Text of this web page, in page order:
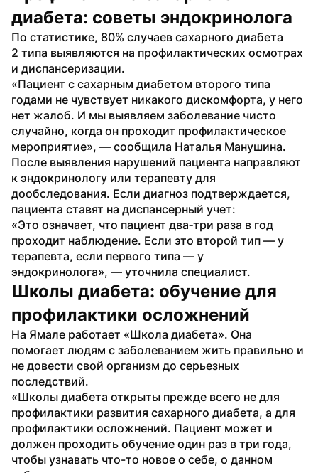
диабета: советы эндокринолога
По статистике, 80% случаев сахарного диабета
2 типа выявляются на профилактических осмотрах
и диспансеризации.
«Пациент с сахарным диабетом второго типа
годами не чувствует никакого дискомфорта, у него
нет жалоб. И мы выявляем заболевание чисто
случайно, когда он проходит профилактическое
мероприятие», — сообщила Наталья Манушина.
После выявления нарушений пациента направляют
к эндокринологу или терапевту для
дообследования. Если диагноз подтверждается,
пациента ставят на диспансерный учет:
«Это означает, что пациент два‑три раза в год
проходит наблюдение. Если это второй тип — у
терапевта, если первого типа — у
эндокринолога», — уточнила специалист.
Школы диабета: обучение для
профилактики осложнений
На Ямале работает «Школа диабета». Она
помогает людям с заболеванием жить правильно и
не довести свой организм до серьезных
последствий.
«Школы диабета открыты прежде всего не для
профилактики развития сахарного диабета, а для
профилактики осложнений. Пациент может и
должен проходить обучение один раз в три года,
чтобы узнавать что-то новое о себе, о данном